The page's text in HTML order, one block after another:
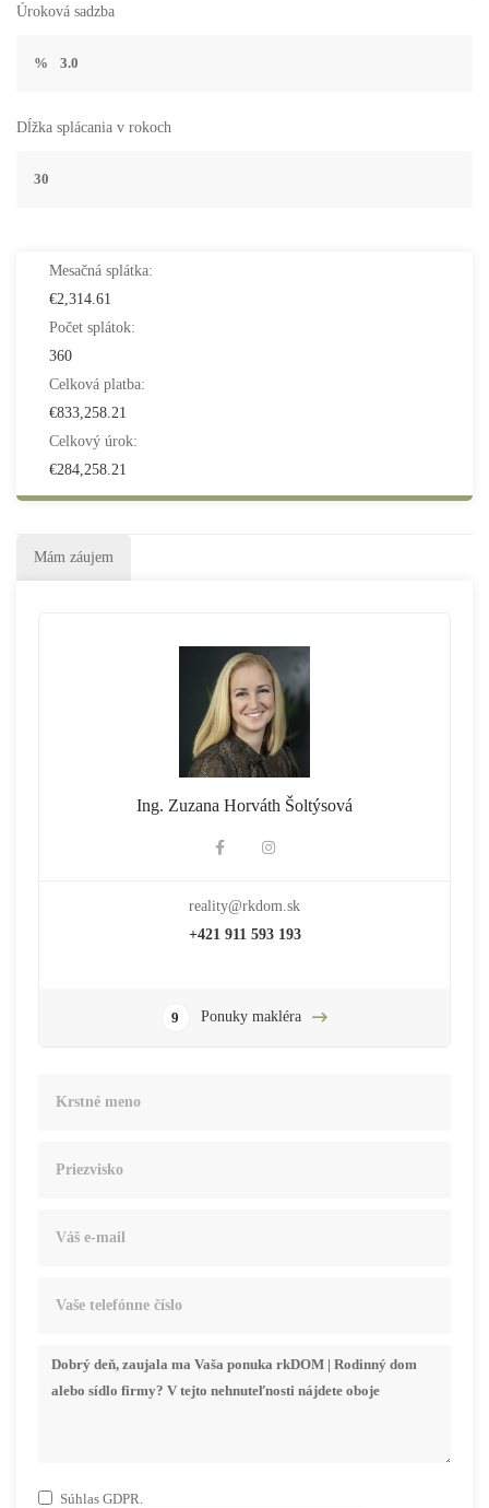
Úroková sadzba
%
Dĺžka splácania v rokoch
Mesačná splátka:
€2,314.61
Počet splátok:
360
Celková platba:
€833,258.21
Celkový úrok:
€284,258.21
Mám záujem
Ing. Zuzana Horváth Šoltýsová
reality@rkdom.sk
+421 911 593 193
9 Ponuky makléra
Súhlas GDPR.